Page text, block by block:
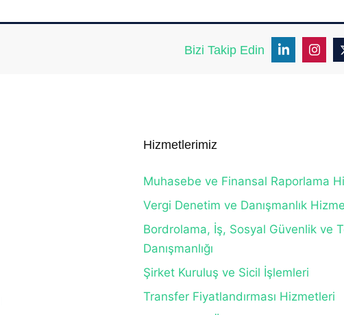
Bizi Takip Edin
Hizmetlerimiz
Muhasebe ve Finansal Raporlama
Vergi Denetim ve Danışmanlık
Bordrolama, İş, Sosyal Güvenlik ve
Danışmanlığı
Şirket Kuruluş ve Sicil İşlemleri
Transfer Fiyatlandırması Hizmetleri